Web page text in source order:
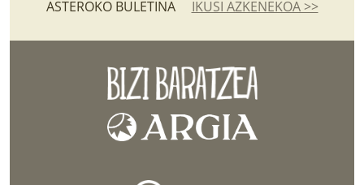
ASTEROKO BULETINA IKUSI AZKENEKOA >>